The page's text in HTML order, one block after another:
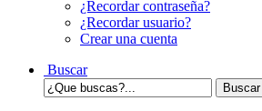
¿Recordar contraseña?
¿Recordar usuario?
Crear una cuenta
Buscar